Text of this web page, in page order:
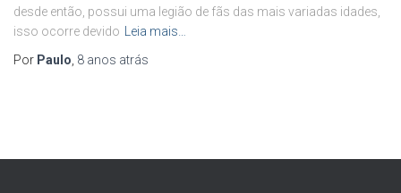
desde então, possui uma legião de fãs das mais variadas idades,
isso ocorre devido
Leia mais…
Por Paulo 8 anos atrás